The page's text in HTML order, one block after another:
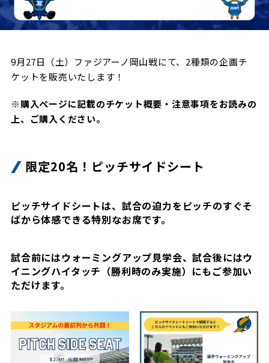
ファンクラブ
メディア
ホームタウン活動
アカデミー
順位表・ゴールランキング
チケットを買う
チケット購入
チケット販売スケジュール
️スタジアムを知る
スタジアム観戦ガイド
ビジターサポーターの皆様へ
車イスでの観戦
試合運営管理規程
クラブを知るトップ
選手・スタッフ紹介
ファンになる
ファンになるトップ
クラブゼルビスタへの入会
ＦＣ町田ゼルビアをサポート
ボランティア
三輪緑山ベースを利用
三輪緑山ベースご利用案内
グッズを買う
グッズを買うトップ
ユニフォーム
ホームタウン
ゼルビアアシスト協賛企業一覧
ゼル塾
ＦＣ町田ゼルビアスポーツクラブ
ＦＣ町田ゼルビアアカデミー
ゼルビアフットサルパーク
パートナー
パートナー企業一覧
お問い合わせ 利用規約肖像権・ロゴについてプライバシ
FOLLOW
9月27日（土）ファジアーノ岡山戦にて、2種類の企画チ
ケットを販売いたします！
※購入ページに記載のチケット概要・注意事項をお読みの
上、ご購入ください。
限定20名！ピッチサイドシート
ピッチサイドシートは、試合の迫力をピッチのすぐそ
ばから体感できる特別なお席です。
試合前にはウォーミングアップ見学会、試合後にはウ
イニングハイタッチ（勝利時のみ実施）にもご参加い
ただけます。